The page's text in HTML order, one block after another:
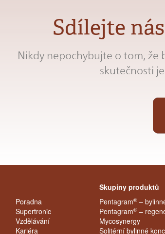
Sdílejte
Nikdy nepochybujte o tom, že
skutečnosti
Poradna
Supertronic
Vzdělávání
Kariéra
Skupiny produktů
Pentagram® –
Pentagram® –
Mycosynergy
Solitérní bylinné